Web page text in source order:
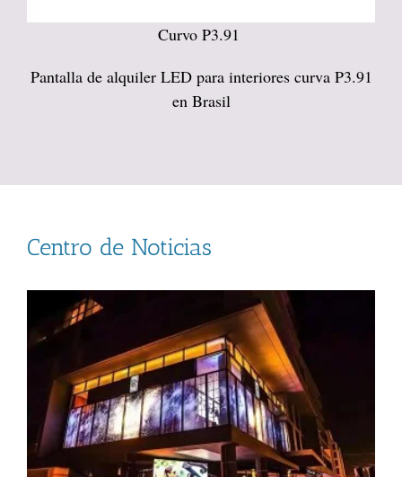
Curvo P3.91
Pantalla de alquiler LED para interiores curva P3.91
en Brasil
Centro de Noticias